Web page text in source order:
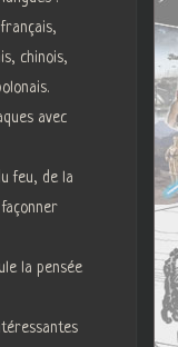
chinois,
avec
feu, de la
la pensée